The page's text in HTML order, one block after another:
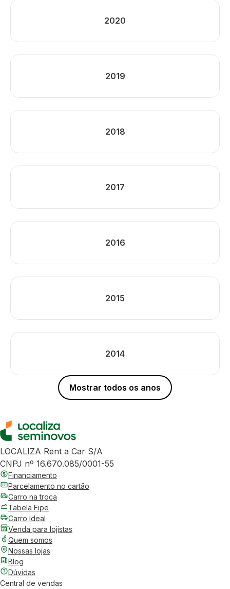
2020
2019
2018
2017
2016
2015
2014
Mostrar todos os anos
LOCALIZA Rent a Car S/A
CNPJ nº 16.670.085/0001-55
Financiamento
Parcelamento no cartão
Carro na troca
Tabela Fipe
Carro Ideal
Venda para lojistas
Quem somos
Nossas lojas
Blog
Dúvidas
Central de vendas